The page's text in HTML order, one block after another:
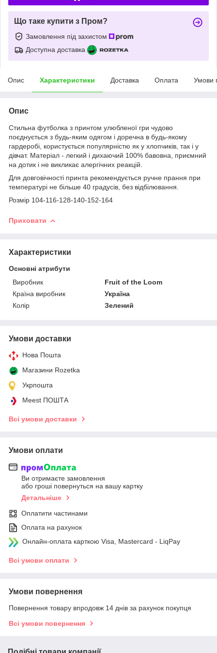
Що таке купити з Пром?
Замовлення під захистом
Доступна доставка
Опис Характеристики Доставка Оплата Умови
Опис
Стильна футболка з принтом улюбленої гри чудово
поєднується з будь-яким одягом і доречна в будь-якому
гардеробі, користується популярністю як у хлопчиків, так і у
дівчат. Матеріал - легкий і дихаючий 100% бавовна, приємний
на дотик і не викликає алергічних реакцій.
Для довговічності принта рекомендується ручне прання при
температурі не більше 40 градусів, без відбілювання.
Розмір 104-116-128-140-152-164
Приховати
Характеристики
Основні атрибути
Виробник
Fruit of the Loom
Країна виробник
Україна
Колір
Зелений
Умови доставки
Нова Пошта
Магазини Rozetka
Укрпошта
Meest ПОШТА
Всі умови доставки
Умови оплати
Ви отримаєте замовлення
або гроші повернуться на вашу картку
Детальніше
Оплатити частинами
Оплата на рахунок
Онлайн-оплата карткою Visa, Mastercard - LiqPay
Всі умови оплати
Умови повернення
Повернення товару впродовж 14 днів за рахунок покупця
Всі умови повернення